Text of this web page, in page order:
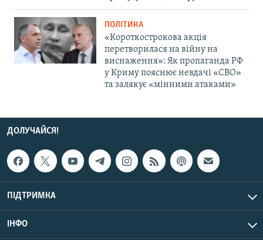
ПОЛІТИКА
«Короткострокова акція
перетворилася на війну на
виснаження»: Як пропаганда РФ
у Криму пояснює невдачі «СВО»
та залякує «мінними атаками»
ДОЛУЧАЙСЯ!
ПІДТРИМКА
ІНФО